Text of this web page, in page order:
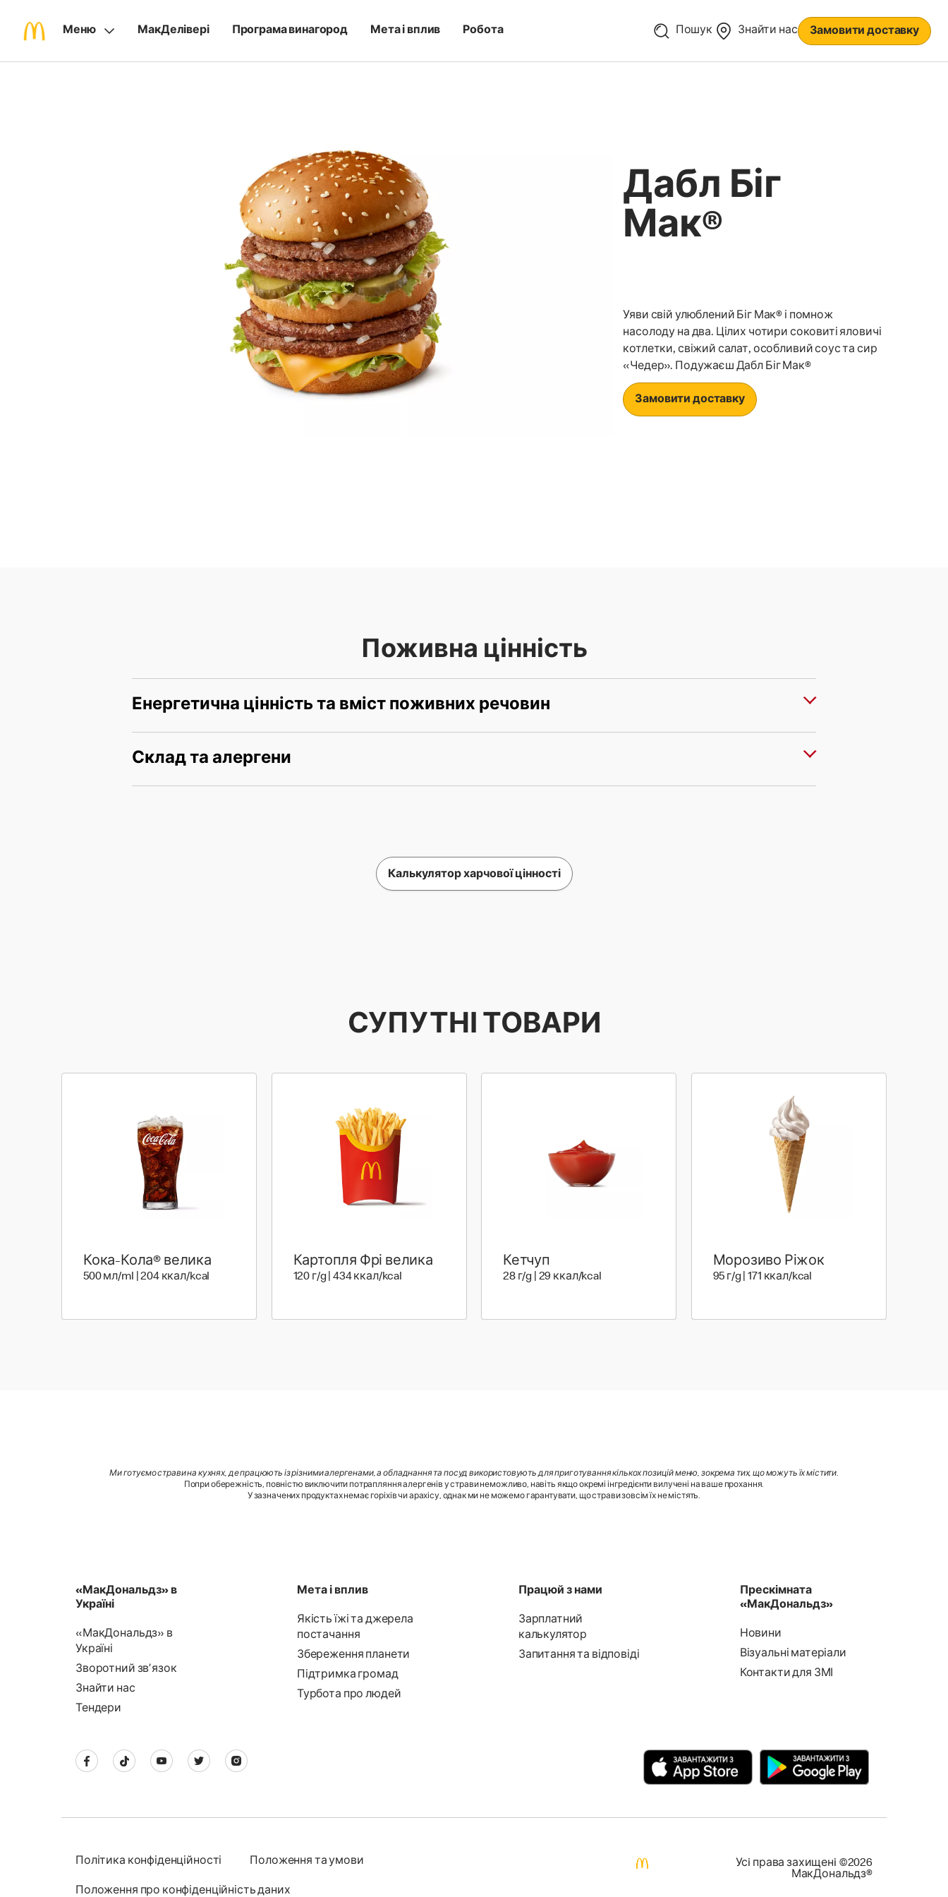
Меню МакДелівері Програма винагород Мета і вплив Робота Пошук Знайти нас Замовити доставку
Дабл Біг
Мак®
Уяви свій улюблений Біг Мак® і помнож
насолоду на два. Цілих чотири соковиті яловичі
котлетки, свіжий салат, особливий соус та сир
«Чедер». Подужаєш Дабл Біг Мак®
Замовити доставку
Поживна цінність
Енергетична цінність та вміст поживних речовин
Склад та алергени
Калькулятор харчової цінності
СУПУТНІ ТОВАРИ
Кока-Кола® велика
500 мл/ml | 204 ккал/kcal 500 мл | 204 ккал
Картопля Фрі велика
120 г/g | 434 ккал/kcal
Кетчуп
28 г/g | 29 ккал/kcal
Морозиво Ріжок
95 г/g | 171 ккал/kcal
Ми готуємо страви на кухнях, де працюють із різними алергенами, а обладнання та посуд використовують для приготування кількох позицій меню, зокрема тих, що можуть їх містити.
Попри обережність, повністю виключити потрапляння алергенів у страви неможливо, навіть якщо окремі інгредієнти вилучені на ваше прохання.
У зазначених продуктах немає горіхів чи арахісу, однак ми не можемо гарантувати, що страви зовсім їх не містять.
«МакДональдз» в
Україні
«МакДональдз» в
Україні
Зворотний звʼязок
Знайти нас
Тендери
Мета і вплив
Якість їжі та джерела
постачання
Збереження планети
Підтримка громад
Турбота про людей
Працюй з нами
Зарплатний
калькулятор
Запитання та відповіді
Прескімната
«МакДональдз»
Новини
Візуальні матеріали
Контакти для ЗМІ
Політика конфіденційності Положення та умови
Положення про конфіденційність даних
Усi права захищенi ©2026
МакДональдз®